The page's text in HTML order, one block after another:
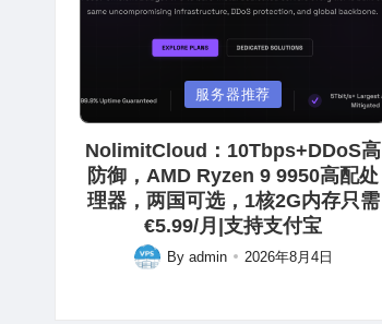
Posted
in
服务器推荐
NolimitCloud：10Tbps+DDoS高
防御，AMD Ryzen 9 9950高配处
理器，两国可选，1核2G内存只需
€5.99/月|支持支付宝
Posted
By admin 2026年8月4日